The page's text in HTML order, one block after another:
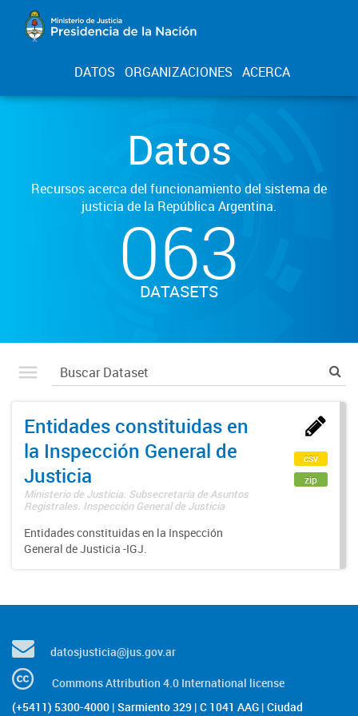
DATOS ORGANIZACIONES ACERCA
Datos
Recursos acerca del funcionamiento del sistema de
justicia de la República Argentina.
063
DATASETS
Entidades constituidas en
la Inspección General de
Justicia
Ministerio de Justicia. Subsecretaría de Asuntos
Registrales. Inspección General de Justicia
Entidades constituidas en la Inspección
General de Justicia -IGJ.
csv
zip
datosjusticia@jus.gov.ar
Commons Attribution 4.0 International license
(+5411) 5300-4000 | Sarmiento 329 | C 1041 AAG | Ciudad